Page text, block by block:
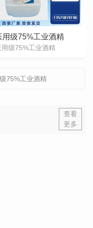
用级75%工业酒精
用级75%工业酒精
75%工业酒精
查看
更多